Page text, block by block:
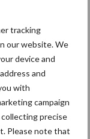
tracking
our website. We
device and
and
with
campaign
precise
Please note that
voor